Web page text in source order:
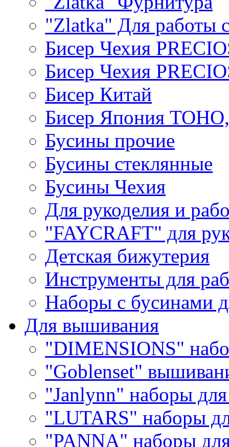
"Zlatka" Для работы
Бисер Чехия
Бисер Чехия
Бисер Китай
Бисер Япония
Бусины прочие
Бусины стеклянные
Бусины Чехия
Для рукоделия и
"FAYCRAFT" для
Детская бижутерия
Инструменты для
Наборы с бусинами
Для вышивания
"DIMENSIONS"
"Goblenset"
"Janlynn" наборы
"LUTARS" наборы
"PANNA" наборы